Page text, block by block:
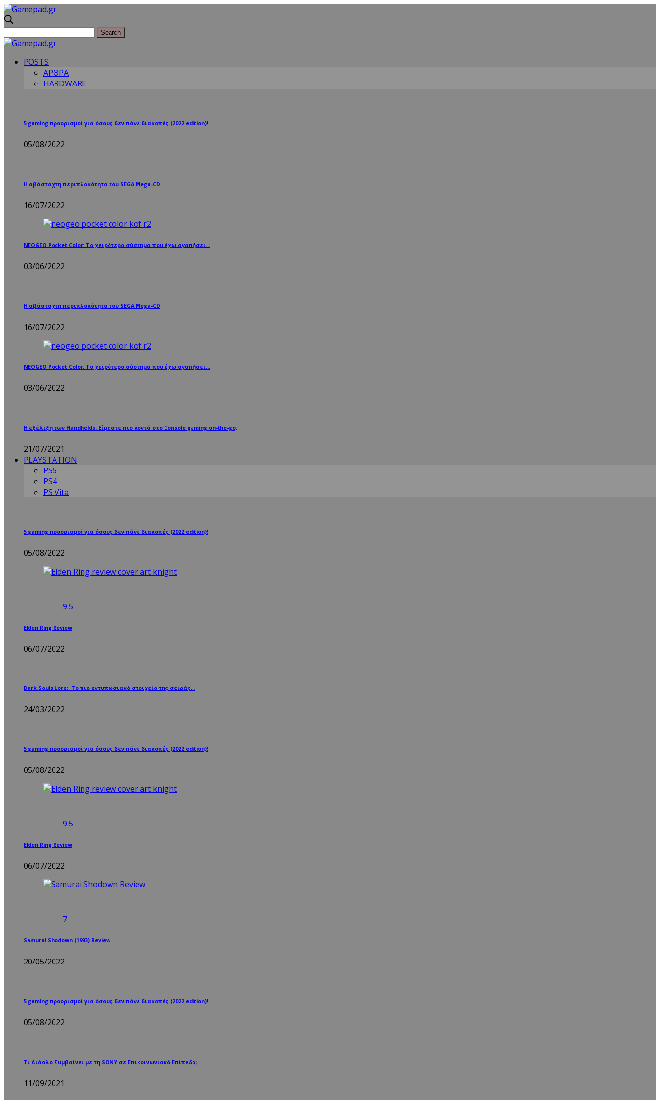
POSTS
ΑΡΘΡΑ
HARDWARE
5 gaming προορισμοί για όσους δεν πάνε διακοπές (2022 edition)!
05/08/2022
Η αβάσταχτη περιπλοκότητα του SEGA Mega-CD
16/07/2022
NEOGEO Pocket Color: Το χειρότερο σύστημα που έχω αγαπήσει…
03/06/2022
Η αβάσταχτη περιπλοκότητα του SEGA Mega-CD
16/07/2022
NEOGEO Pocket Color: Το χειρότερο σύστημα που έχω αγαπήσει…
03/06/2022
Η εξέλιξη των Handhelds: Είμαστε πιο κοντά στο Console gaming on-the-go;
21/07/2021
PLAYSTATION
PS5
PS4
PS Vita
5 gaming προορισμοί για όσους δεν πάνε διακοπές (2022 edition)!
05/08/2022
9.5
Elden Ring Review
06/07/2022
Dark Souls Lore: Το πιο εντυπωσιακό στοιχείο της σειράς…
24/03/2022
5 gaming προορισμοί για όσους δεν πάνε διακοπές (2022 edition)!
05/08/2022
9.5
Elden Ring Review
06/07/2022
7
Samurai Shodown (1993) Review
20/05/2022
5 gaming προορισμοί για όσους δεν πάνε διακοπές (2022 edition)!
05/08/2022
Τι Διάολο Συμβαίνει με τη SONY σε Επικοινωνιακό Επίπεδο;
11/09/2021